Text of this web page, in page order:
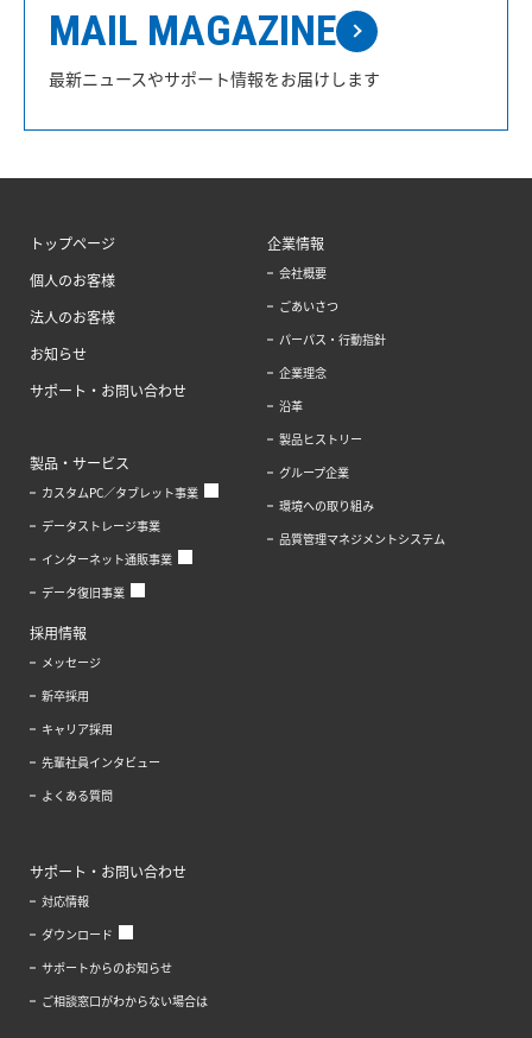
MAIL MAGAZINE
最新ニュースやサポート情報をお届けします
トップページ
個人のお客様
法人のお客様
お知らせ
サポート・お問い合わせ
製品・サービス
カスタムPC／タブレット事業
データストレージ事業
インターネット通販事業
データ復旧事業
企業情報
会社概要
ごあいさつ
パーパス・行動指針
企業理念
沿革
製品ヒストリー
グループ企業
環境への取り組み
品質管理マネジメントシステム
採用情報
メッセージ
新卒採用
キャリア採用
先輩社員インタビュー
よくある質問
サポート・お問い合わせ
対応情報
ダウンロード
サポートからのお知らせ
ご相談窓口がわからない場合は